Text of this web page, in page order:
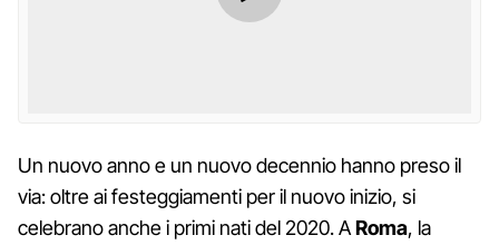
Un nuovo anno e un nuovo decennio hanno preso il
via: oltre ai festeggiamenti per il nuovo inizio, si
celebrano anche i primi nati del 2020. ARoma, la